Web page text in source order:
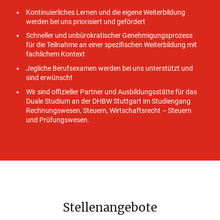
Kontinuierliches Lernen und die eigene Weiterbildung
werden bei uns priorisiert und gefördert
Schneller und unbürokratischer Genehmigungsprozess
für die Teilnahme an einer spezifischen Weiterbildung mit
fachlichem Kontext
Jegliche Berufsexamen werden bei uns unterstützt und
sind erwünscht
Wir sind offizieller Partner und Ausbildungsstätte für das
Duale Studium an der DHBW Stuttgart im Studiengang
Rechnungswesen, Steuern, Wirtschaftsrecht – Steuern
und Prüfungswesen.
Stellenangebote